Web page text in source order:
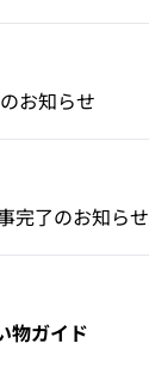
お知らせ
完了のお知らせ
物ガイド